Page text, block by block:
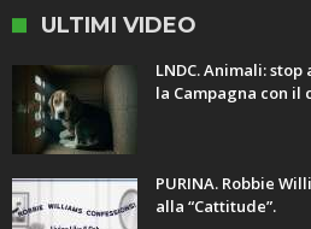
ULTIMI VIDEO
LNDC. Animali:
la Campagna con il
PURINA. Robbie
alla “Cattitude”.